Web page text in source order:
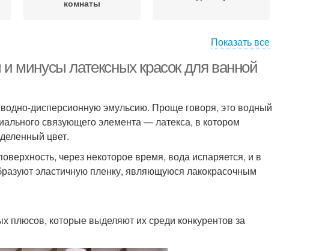
комнаты
Показать все
минусы латексных красок для ванной
дисперсионную эмульсию. Проще говоря, это водный
связующего элемента — латекса, в котором
цвет.
через некоторое время, вода испаряется, и в
эластичную пленку, являющуюся лакокрасочным
плюсов, которые выделяют их среди конкурентов за